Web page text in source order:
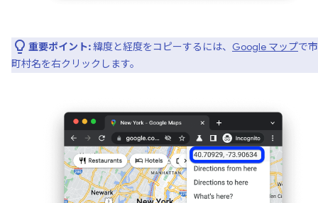
重要ポイント:緯度と経度をコピーするには、 Google マップで
町村名を右クリックします。